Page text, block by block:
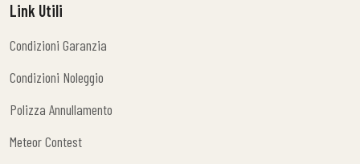
Link Utili
Condizioni Garanzia
Condizioni Noleggio
Polizza Annullamento
Meteor Contest